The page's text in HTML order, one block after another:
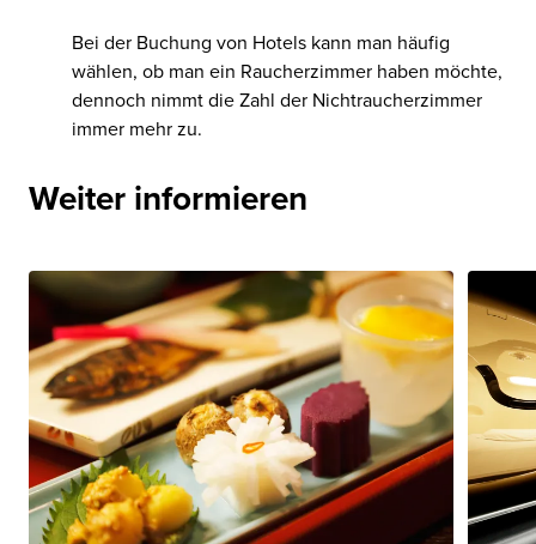
Bei der Buchung von Hotels kann man häufig
wählen, ob man ein Raucherzimmer haben möchte,
dennoch nimmt die Zahl der Nichtraucherzimmer
immer mehr zu.
Weiter informieren